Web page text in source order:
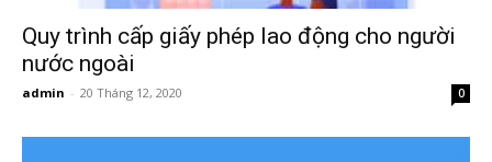
Quy trình cấp giấy phép lao động cho người
nước ngoài
admin - 20 Tháng 12, 2020 0